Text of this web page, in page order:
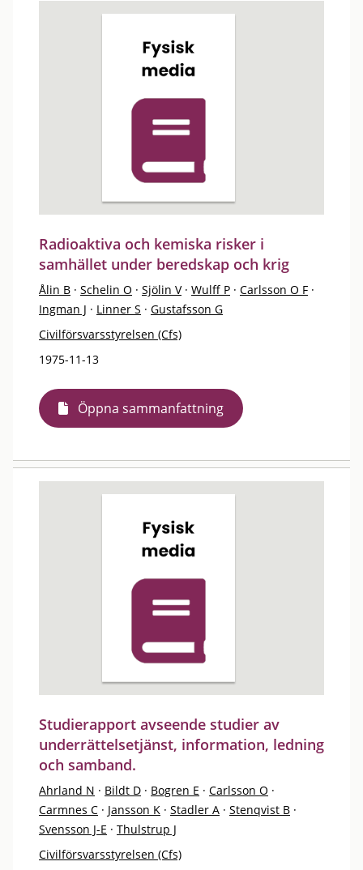
Radioaktiva och kemiska risker i
samhället under beredskap och krig
Ålin B · Schelin O · Sjölin V · Wulff P · Carlsson O F ·
Ingman J · Linner S · Gustafsson G
Civilförsvarsstyrelsen (Cfs)
1975-11-13
Öppna sammanfattning
Studierapport avseende studier av
underrättelsetjänst, information, ledning
och samband.
Ahrland N · Bildt D · Bogren E · Carlsson O ·
Carmnes C · Jansson K · Stadler A · Stenqvist B ·
Svensson J-E · Thulstrup J
Civilförsvarsstyrelsen (Cfs)